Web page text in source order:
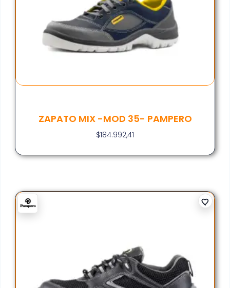
ZAPATO MIX -MOD 35- PAMPERO
$184.992,41